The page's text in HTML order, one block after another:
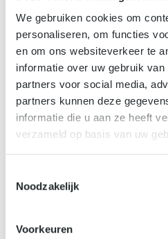
We gebruiken cookies om
personaliseren, om functies
en om ons websiteverkeer te
informatie over uw gebruik
partners voor social media,
partners kunnen deze
informatie die u aan ze heeft
verzameld op basis van uw
Noodzakelijk
Voorkeuren
sectoren: educatieve
beroepsfederaties, social
congrescentra, budget-
Implementatie met de
activiteiten
Snelle en professionele